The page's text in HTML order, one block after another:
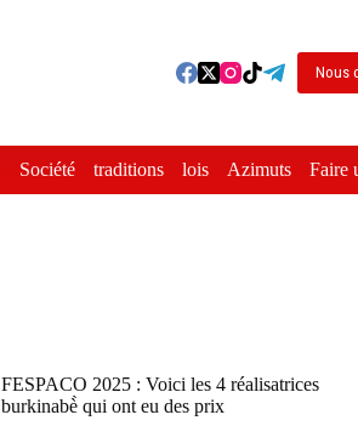
Nous
Société traditions lois Azimuts Faire
FESPACO 2025 : Voici les 4 réalisatrices
burkinabè̀ qui ont eu des prix